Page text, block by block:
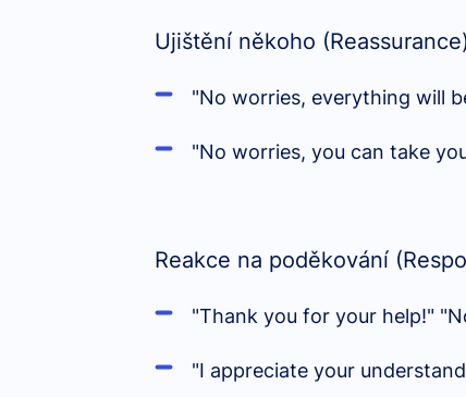
Ujištění někoho
"No worries, everything will
"No worries, you can take
Reakce na poděkování
"Thank you for your help!"
"I appreciate your